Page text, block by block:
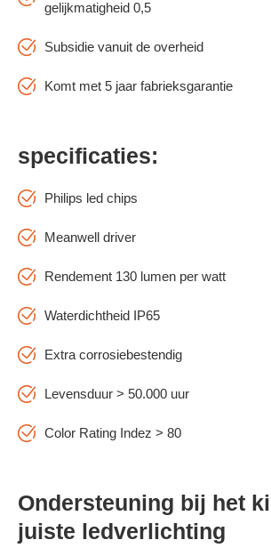
gelijkmatigheid 0,5
Subsidie vanuit de overheid
Komt met 5 jaar fabrieksgarantie
specificaties:
Philips led chips
Meanwell driver
Rendement 130 lumen per watt
Waterdichtheid IP65
Extra corrosiebestendig
Levensduur > 50.000 uur
Color Rating Indez > 80
Ondersteuning bij het
juiste ledverlichting